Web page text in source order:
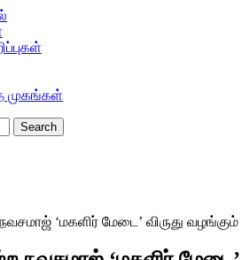
முகங்கள்
‘மகளிர் மேடை’ விருது வழங்கும்